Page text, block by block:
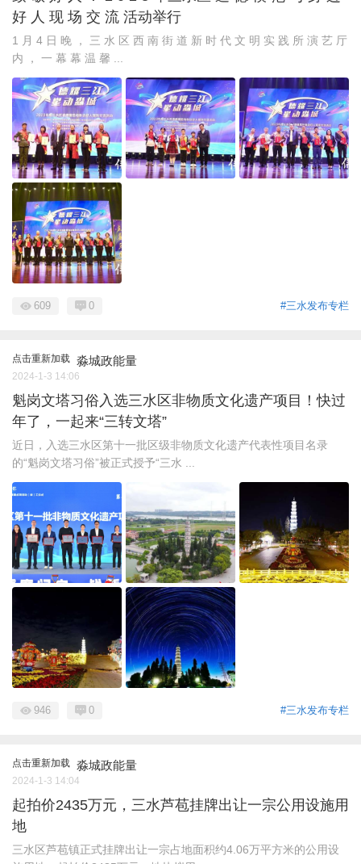
好 人 现 场 交 流 活动举行
1 月 4 日 晚 ， 三 水 区 西 南 街 道 新 时 代 文 明 实 践 所 演 艺 厅
内 ， 一 幕 幕 温 馨 ...
#三水发布专栏
609 0
点击重新加载 淼城政能量
2024-1-3 14:06
魁岗文塔习俗入选三水区非物质文化遗产项目！快过
年了，一起来“三转文塔”
近日，入选三水区第十一批区级非物质文化遗产代表性项目名录
的“魁岗文塔习俗”被正式授予“三水 ...
#三水发布专栏
946 0
点击重新加载 淼城政能量
2024-1-3 14:04
起拍价2435万元，三水芦苞挂牌出让一宗公用设施用
地
三水区芦苞镇正式挂牌出让一宗占地面积约4.06万平方米的公用设